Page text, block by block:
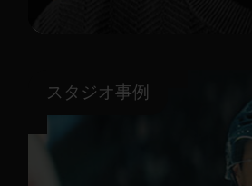
スタジオ事例